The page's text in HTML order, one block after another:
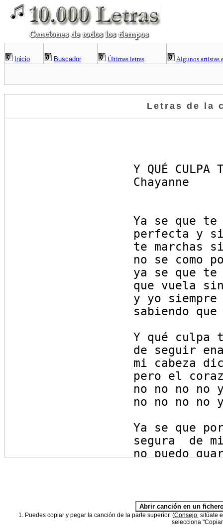
Inicio Buscador Últimas letras Algunos artistas
Letras de la
1. Puedes copiar y pegar la canción de la parte superior. (Consejo:sitúate
selecciona